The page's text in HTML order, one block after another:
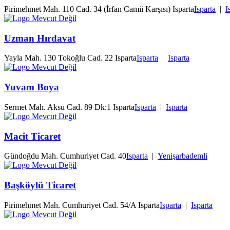
Pirimehmet Mah. 110 Cad. 34 (İrfan Camii Karşısı) IspartaIsparta |
Uzman Hırdavat
Yayla Mah. 130 Tokoğlu Cad. 22 IspartaIsparta | Isparta
Yuvam Boya
Sermet Mah. Aksu Cad. 89 Dk:1 IspartaIsparta | Isparta
Macit Ticaret
Gündoğdu Mah. Cumhuriyet Cad. 40Isparta | Yenişarbademli
Başköylü Ticaret
Pirimehmet Mah. Cumhuriyet Cad. 54/A IspartaIsparta | Isparta